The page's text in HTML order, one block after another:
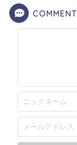
COMMENT